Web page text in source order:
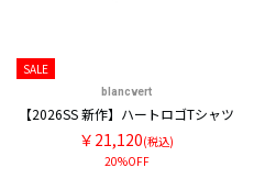
SALE
blancvert
【2026SS 新作】ハートロゴTシャツ
￥21,120(税込)
20%OFF